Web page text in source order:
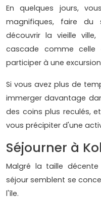
En quelques jours,
magnifiques, faire du
découvrir la vieille
cascade comme celle
participer à une
Si vous avez plus de
immerger davantage
des coins plus reculés,
vous précipiter d'une
Séjourner à
Malgré la taille
séjour semblent se
l'île.